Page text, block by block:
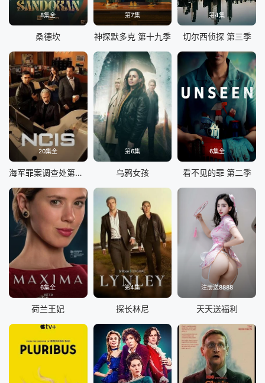
8集全
桑德坎
第7集
神探默多克 第十九季
第4集
切尔西侦探 第三季
20集全
海军罪案调查处第二十三季
第6集
乌鸦女孩
6集全
看不见的罪 第二季
6集全
荷兰王妃
第4集
探长林尼
注册送8888
天天送福利